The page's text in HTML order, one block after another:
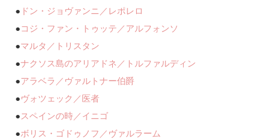
● ドン・ジョヴァンニ／レポレロ
●コジ・ファン・トゥッテ／アルフォンソ
●マルタ／トリスタン
●ナクソス島のアリアドネ／トルファルディン
●アラベラ／ヴァルトナー伯爵
●ヴォツェック／医者
●スペインの時／イニゴ
●ボリス・ゴドゥノフ／ヴァルラーム